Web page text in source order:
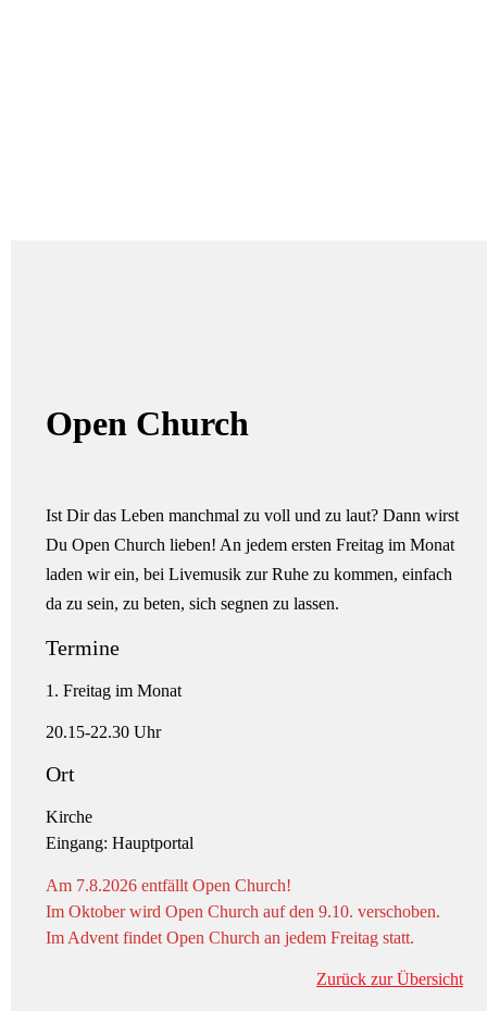
Open Church
Ist Dir das Leben manchmal zu voll und zu laut? Dann wirst
Du Open Church lieben! An jedem ersten Freitag im Monat
laden wir ein, bei Livemusik zur Ruhe zu kommen, einfach
da zu sein, zu beten, sich segnen zu lassen.
Termine
1. Freitag im Monat
20.15-22.30 Uhr
Ort
Kirche
Eingang: Hauptportal
Am 7.8.2026 entfällt Open Church!
Im Oktober wird Open Church auf den 9.10. verschoben.
Im Advent findet Open Church an jedem Freitag statt.
Zurück zur Übersicht